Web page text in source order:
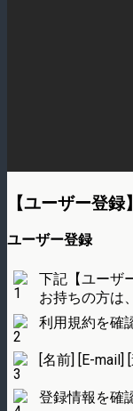
【ユーザー登録】
ユーザー登録
下記【ユーザ
お持ちの方は
利用規約を確
[名前] [E-
登録情報を確